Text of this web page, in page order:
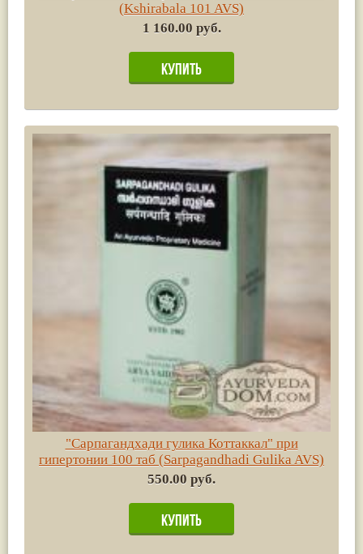
(Kshirabala 101 AVS)
1 160.00 руб.
"Сарпагандхади гулика Коттаккал" при
гипертонии 100 таб (Sarpagandhadi Gulika AVS)
550.00 руб.